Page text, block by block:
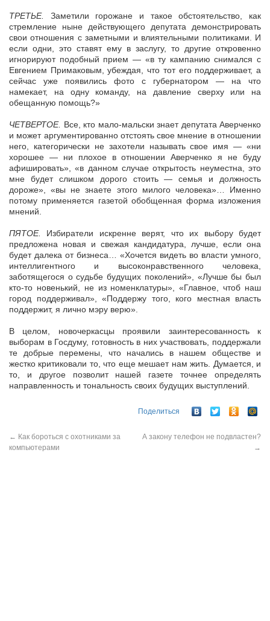
ТРЕТЬЕ.
Заметили горожане и такое обстоятельство, как
стремление ныне действующего депутата демонстрировать
свои отношения с заметными и влиятельными политиками. И
если одни, это ставят ему в заслугу, то другие откровенно
игнорируют подобный прием — «в ту кампанию снимался с
Евгением Примаковым, убеждая, что тот его поддерживает, а
сейчас уже появились фото с губернатором — на что
намекает, на одну команду, на давление сверху или на
обещанную помощь?»
ЧЕТВЕРТОЕ. Все, кто мало-мальски знает депутата Аверченко
и может аргументированно отстоять свое мнение в отношении
него, категорически не захотели называть свое имя — «ни
хорошее — ни плохое в отношении Аверченко я не буду
афишировать», «в данном случае открытость неуместна, это
мне будет слишком дорого стоить — семья и должность
дороже», «вы не знаете этого милого человека»… Именно
потому применяется газетой обобщенная форма изложения
мнений.
ПЯТОЕ.
Избиратели искренне верят, что их выбору будет
предложена новая и свежая кандидатура, лучше, если она
будет далека от бизнеса… «Хочется видеть во власти умного,
интеллигентного и высоконравственного человека,
заботящегося о судьбе будущих поколений», «Лучше бы был
кто-то новенький, не из номенклатуры», «Главное, чтоб наш
город поддерживал», «Поддержу того, кого местная власть
поддержит, я лично мэру верю».
В целом, новочеркасцы проявили заинтересованность к
выборам в Госдуму, готовность в них участвовать, поддержали
те добрые перемены, что начались в нашем обществе и
жестко критиковали то, что еще мешает нам жить. Думается, и
то, и другое позволит нашей газете точнее определять
направленность и тональность своих будущих выступлений.
Поделиться
← Как бороться с охотниками за
компьютерами
А закону телефон не подвластен?
→